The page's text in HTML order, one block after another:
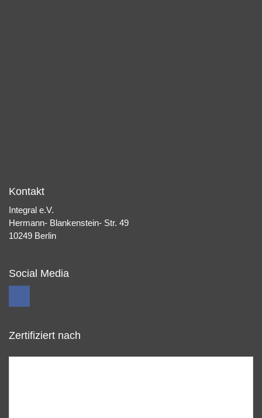
Kontakt
Integral e.V.
Hermann- Blankenstein- Str. 49
10249 Berlin
Social Media
Zertifiziert nach